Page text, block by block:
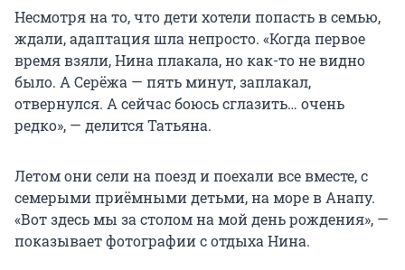
Несмотря на то, что дети хотели попасть в семью,
ждали, адаптация шла непросто. «Когда первое
время взяли, Нина плакала, но как-то не видно
было. А Серёжа — пять минут, заплакал,
отвернулся. А сейчас боюсь сглазить… очень
редко», — делится Татьяна.
Летом они сели на поезд и поехали все вместе, с
семерыми приёмными детьми, на море в Анапу.
«Вот здесь мы за столом на мой день рождения», —
показывает фотографии с отдыха Нина.